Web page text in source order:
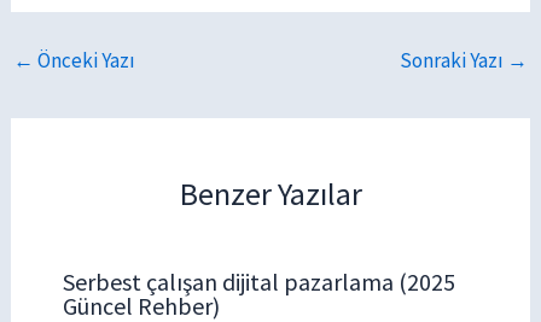
← Önceki Yazı Sonraki Yazı →
Benzer Yazılar
Serbest çalışan dijital pazarlama (2025
Güncel Rehber)